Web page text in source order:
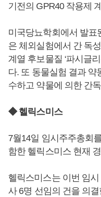
기전의 GPR40 작용제
미국당뇨학회에서 발표
은 체외실험에서 간 독
계열 후보물질 ‘파시글
다. 또 동물실험 결과
수하고 약물에 의한 간
◆ 헬릭스미스
7월14일 임시주주총회
함한 헬릭스미스 현재
헬릭스미스는 이번 임
사 6명 선임의 건을 의